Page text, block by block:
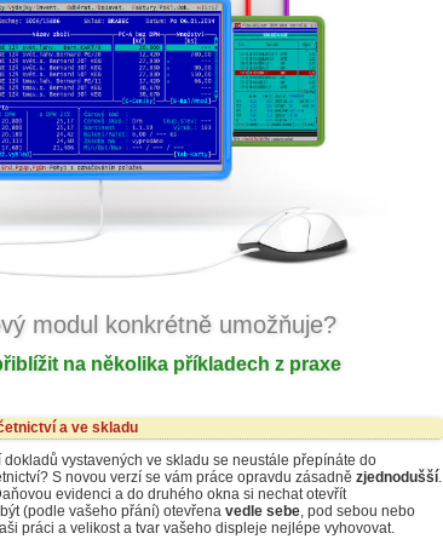
modul konkrétně umožňuje?
na několika příkladech z praxe
a ve skladu
vystavených ve skladu se neustále přepínáte do
S novou verzí se vám práce opravdu zásadně zjednodušší.
evidenci a do druhého okna si nechat otevřít
(podle vašeho přání) otevřena vedle sebe, pod sebou nebo
práci a velikost a tvar vašeho displeje nejlépe vyhovovat.